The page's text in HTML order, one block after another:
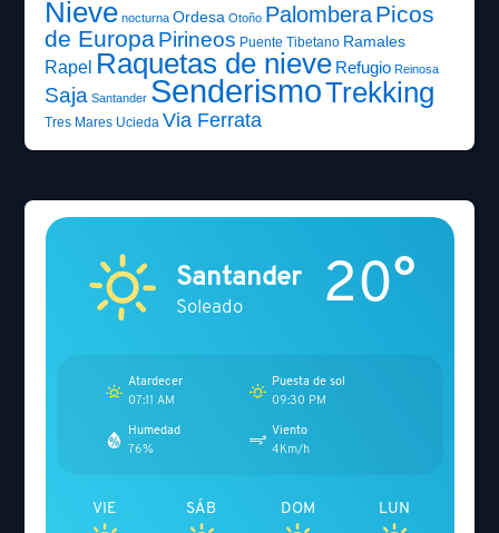
Nieve nocturna Ordesa Otoño PalomberaPicos
de EuropaPirineos Puente Tibetano Ramales
Rapel Raquetas de nieve Refugio Reinosa
Saja Santander SenderismoTrekking
Tres Mares Ucieda Via Ferrata
Santander
Soleado 20°
Atardecer
07:11 AM
Puesta de sol
09:30 PM
Humedad
76%
Viento
4Km/h
VIE SÁB DOM LUN